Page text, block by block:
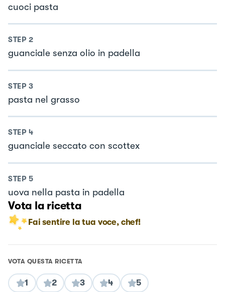
cuoci pasta
STEP 2
guanciale senza olio in padella
STEP 3
pasta nel grasso
STEP 4
guanciale seccato con scottex
STEP 5
uova nella pasta in padella
Vota la ricetta
Fai sentire la tua voce, chef!
VOTA QUESTA RICETTA
1 2 3 4 5